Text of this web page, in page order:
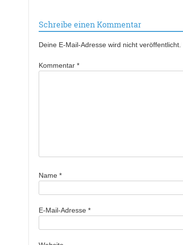
Schreibe einen Kommentar
Deine E-Mail-Adresse wird nicht veröffentlicht.
Kommentar *
Name *
E-Mail-Adresse *